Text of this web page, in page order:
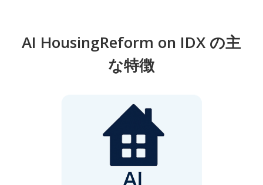
AI HousingReform on IDX の主
な特徴